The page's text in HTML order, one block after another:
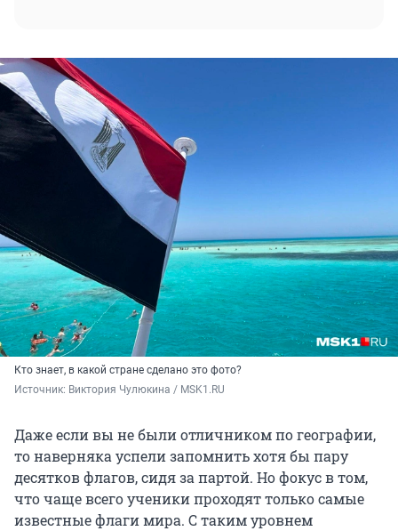
Кто знает, в какой стране сделано это фото?
Источник: Виктория Чулюкина / MSK1.RU
Даже если вы не были отличником по географии,
то наверняка успели запомнить хотя бы пару
десятков флагов, сидя за партой. Но фокус в том,
что чаще всего ученики проходят только самые
известные флаги мира. С таким уровнем